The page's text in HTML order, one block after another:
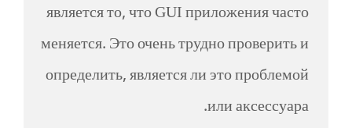
является то, что GUI приложения часто
меняется. Это очень трудно проверить и
определить, является ли это проблемой
или аксессуара.